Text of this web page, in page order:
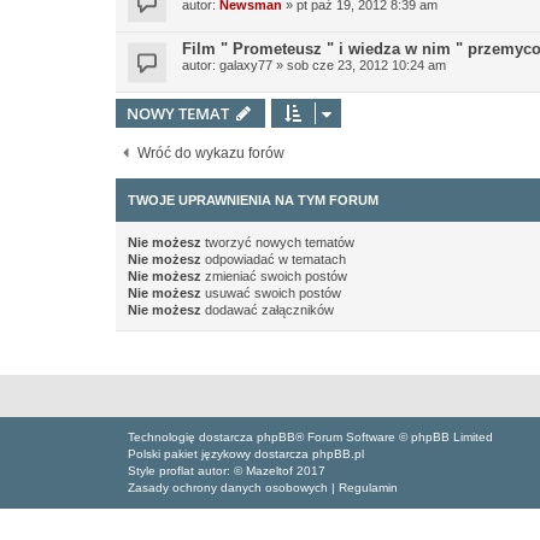
autor: Newsman » pt paź 19, 2012 8:39 am
Film " Prometeusz " i wiedza w nim "
autor: galaxy77 » sob cze 23, 2012 10:24 am
NOWY TEMAT
Wróć do wykazu forów
TWOJE UPRAWNIENIA NA TYM FORUM
Nie możesz tworzyć nowych tematów
Nie możesz odpowiadać w tematach
Nie możesz zmieniać swoich postów
Nie możesz usuwać swoich postów
Nie możesz dodawać załączników
Technologię dostarcza phpBB® Forum Software © phpBB Limited
Polski pakiet językowy dostarcza phpBB.pl
Style proflat autor: ©Mazeltof 2017
Zasady ochrony danych osobowych | Regulamin